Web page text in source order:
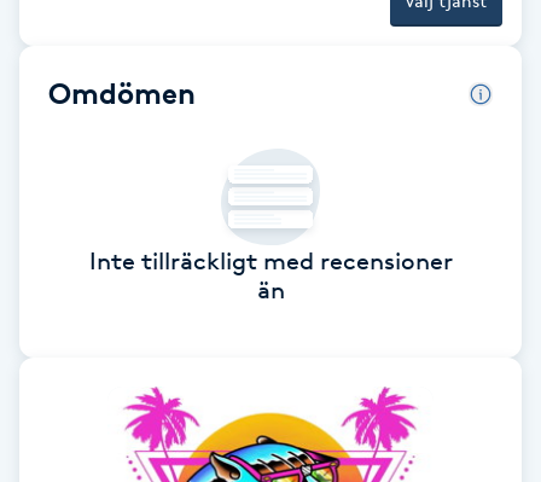
Hot yoga
Hudföryngring
Huduppstramning
Omdömen
Inte tillräckligt med recensioner
än